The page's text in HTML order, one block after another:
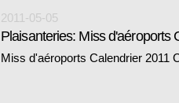
2011-05-05
Plaisanteries: Miss d'aéroports
Miss d'aéroports Calendrier 2011